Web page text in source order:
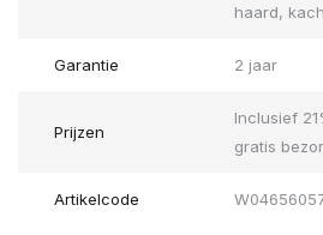
haard,
Garantie 2 jaar
Prijzen
Inclusief
gratis
Artikelcode